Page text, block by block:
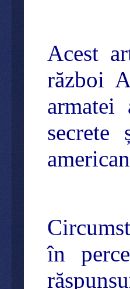
Acest
război
armatei
în